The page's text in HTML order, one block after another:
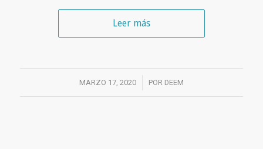
Leer más
MARZO 17, 2020
/ POR DEEM